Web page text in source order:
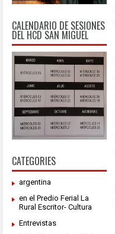
CALENDARIO DE SESIONES
DEL HCD SAN MIGUEL
CATEGORIES
argentina
en el Predio Ferial La
Rural Escritor- Cultura
Entrevistas